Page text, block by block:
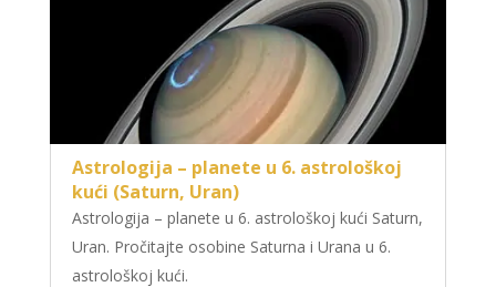
Astrologija – planete u 6. astrološkoj
kući (Saturn, Uran)
Astrologija – planete u 6. astrološkoj kući Saturn,
Uran. Pročitajte osobine Saturna i Urana u 6.
astrološkoj kući.